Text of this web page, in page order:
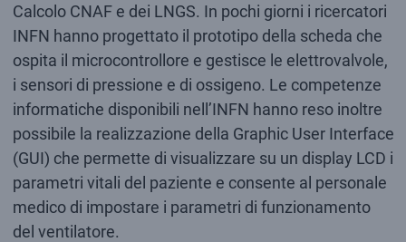
Calcolo CNAF e dei LNGS. In pochi giorni i ricercatori
INFN hanno progettato il prototipo della scheda che
ospita il microcontrollore e gestisce le elettrovalvole,
i sensori di pressione e di ossigeno. Le competenze
informatiche disponibili nell’INFN hanno reso inoltre
possibile la realizzazione della Graphic User Interface
(GUI) che permette di visualizzare su un display LCD i
parametri vitali del paziente e consente al personale
medico di impostare i parametri di funzionamento
del ventilatore.